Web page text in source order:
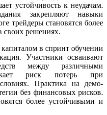
устойчивость к неудачам.
закрепляют навыки
трейдеры становятся более
решениях.
в спринт обучении
Участники осваивают
между различными
риск потерь при
Практика на демо-
без финансовых рисков.
более устойчивыми и